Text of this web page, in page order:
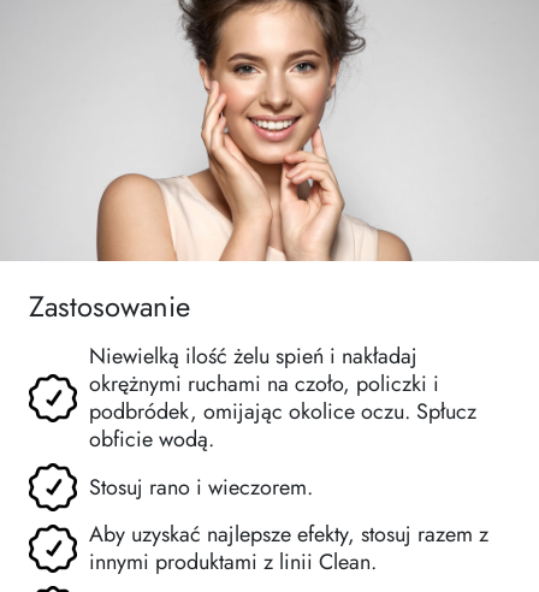
Zastosowanie
Niewielką ilość żelu spień i nakładaj
okrężnymi ruchami na czoło, policzki i
podbródek, omijając okolice oczu. Spłucz
obficie wodą.
Stosuj rano i wieczorem.
Aby uzyskać najlepsze efekty, stosuj razem z
innymi produktami z linii Clean.